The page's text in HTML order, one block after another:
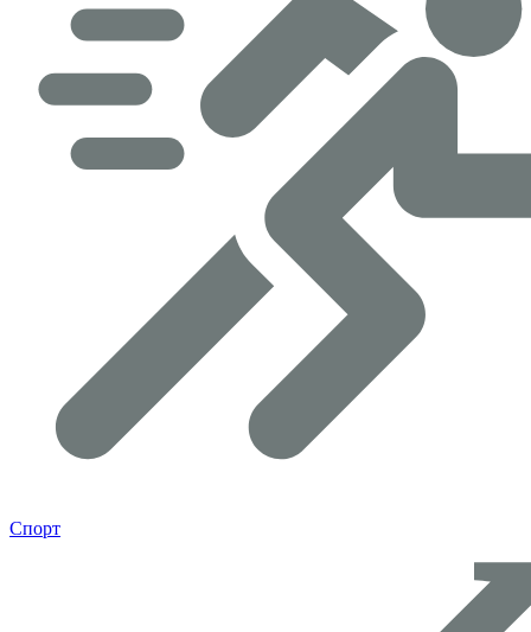
Спорт